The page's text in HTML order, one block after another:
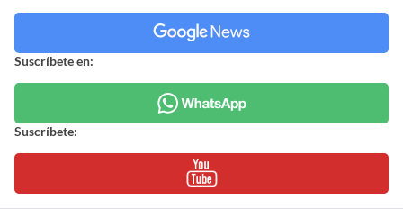
Suscríbete en:
Suscríbete: